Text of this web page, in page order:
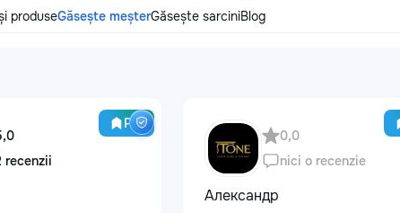
produseGăsește meșterGăsește sarciniBlog
Pro
recenzii
0,0
nici o recenzie
Александр